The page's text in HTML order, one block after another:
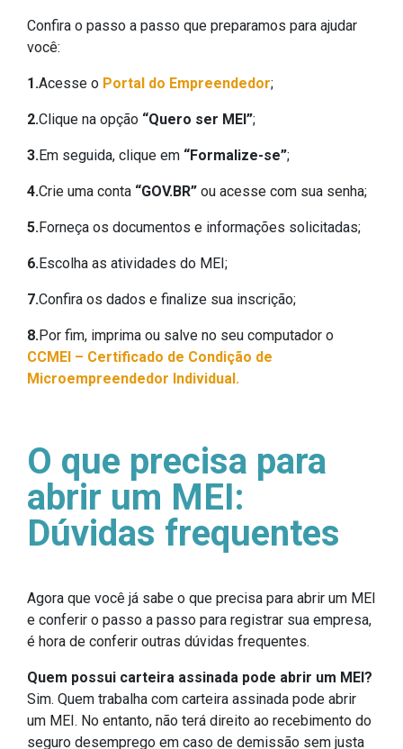
Confira o passo a passo que preparamos para ajudar
você:
1.Acesse o Portal do Empreendedor;
2.Clique na opção “Quero ser MEI”;
3.Em seguida, clique em “Formalize-se”;
4.Crie uma conta “GOV.BR” ou acesse com sua senha;
5.Forneça os documentos e informações solicitadas;
6.Escolha as atividades do MEI;
7.Confira os dados e finalize sua inscrição;
8.Por fim, imprima ou salve no seu computador o
CCMEI – Certificado de Condição de
Microempreendedor Individual.
O que precisa para
abrir um MEI:
Dúvidas frequentes
Agora que você já sabe o que precisa para abrir um MEI
e conferir o passo a passo para registrar sua empresa,
é hora de conferir outras dúvidas frequentes.
Quem possui carteira assinada pode abrir um MEI?
Sim. Quem trabalha com carteira assinada pode abrir
um MEI. No entanto, não terá direito ao recebimento do
seguro desemprego em caso de demissão sem justa